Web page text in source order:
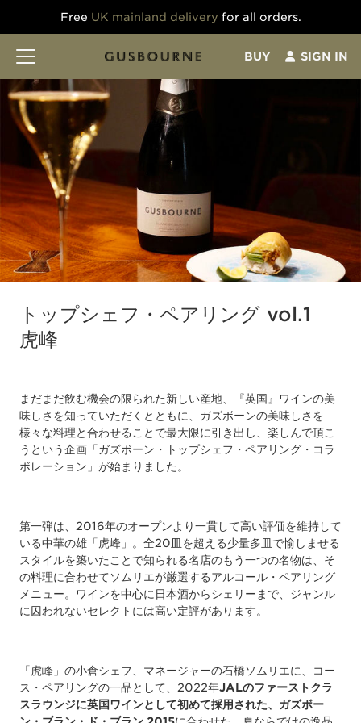
Free UK mainland delivery for all orders.
BUY SIGN IN
トップシェフ・ペアリング vol.1
虎峰
まだまだ飲む機会の限られた新しい産地、『英国』ワインの美
味しさを知っていただくとともに、ガズボーンの美味しさを
様々な料理と合わせることで最大限に引き出し、楽しんで頂こ
うという企画「ガズボーン・トップシェフ・ペアリング・コラ
ボレーション」が始まりました。
第一弾は、2016年のオープンより一貫して高い評価を維持して
いる中華の雄「虎峰」。全20皿を超える少量多皿で愉しませる
スタイルを築いたことで知られる名店のもう一つの名物は、そ
の料理に合わせてソムリエが厳選するアルコール・ペアリング
メニュー。ワインを中心に日本酒からシェリーまで、ジャンル
に囚われないセレクトには高い定評があります。
「虎峰」の小倉シェフ、マネージャーの石橋ソムリエに、コー
ス・ペアリングの一品として、2022年JALのファーストクラ
スラウンジに英国ワインとして初めて採用された、ガズボー